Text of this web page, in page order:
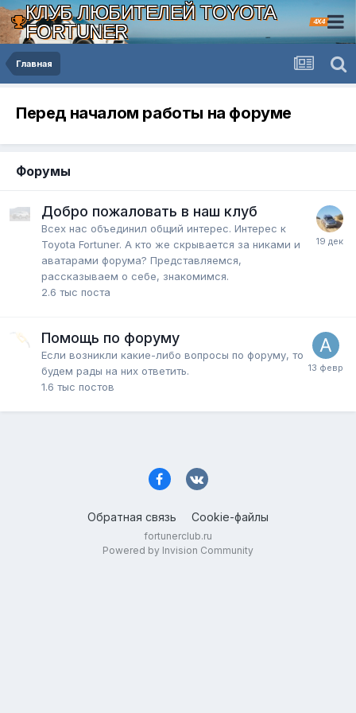
КЛУБ ЛЮБИТЕЛЕЙ TOYOTA
FORTUNER
4X4
Главная
Перед началом работы на форуме
Форумы
Добро пожаловать в наш клуб
Всех нас объединил общий интерес. Интерес к
Toyota Fortuner. А кто же скрывается за никами и
аватарами форума? Представляемся,
рассказываем о себе, знакомимся.
2.6 тыс поста
Помощь по форуму
Если возникли какие-либо вопросы по форуму, то
будем рады на них ответить.
1.6 тыс постов
Обратная связь Cookie-файлы
fortunerclub.ru
Powered by Invision Community